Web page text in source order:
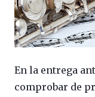
En la entrega
comprobar de